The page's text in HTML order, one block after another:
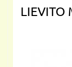
LIEVITO